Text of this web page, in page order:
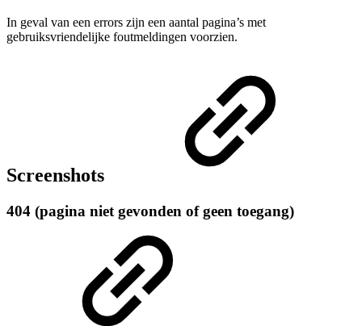
In geval van een errors zijn een aantal pagina’s met
gebruiksvriendelijke foutmeldingen voorzien.
Screenshots
404 (pagina niet gevonden of geen toegang)